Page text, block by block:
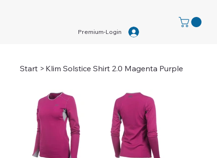
Premium-Login
Start > Klim Solstice Shirt 2.0 Magenta Purple